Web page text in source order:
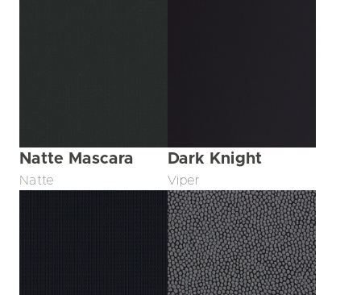
Natte Mascara
Natte
Dark Knight
Viper